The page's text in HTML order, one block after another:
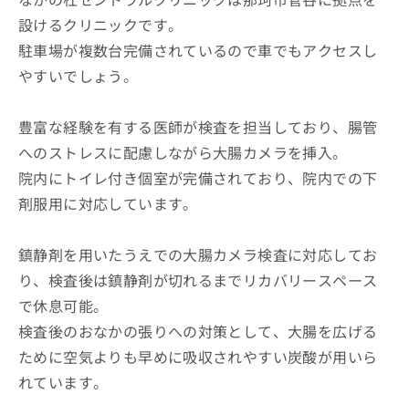
設けるクリニックです。
駐車場が複数台完備されているので車でもアクセスし
やすいでしょう。
豊富な経験を有する医師が検査を担当しており、腸管
へのストレスに配慮しながら大腸カメラを挿入。
院内にトイレ付き個室が完備されており、院内での下
剤服用に対応しています。
鎮静剤を用いたうえでの大腸カメラ検査に対応してお
り、検査後は鎮静剤が切れるまでリカバリースペース
で休息可能。
検査後のおなかの張りへの対策として、大腸を広げる
ために空気よりも早めに吸収されやすい炭酸が用いら
れています。